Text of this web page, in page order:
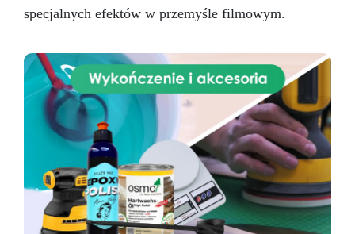
specjalnych efektów w przemyśle filmowym.